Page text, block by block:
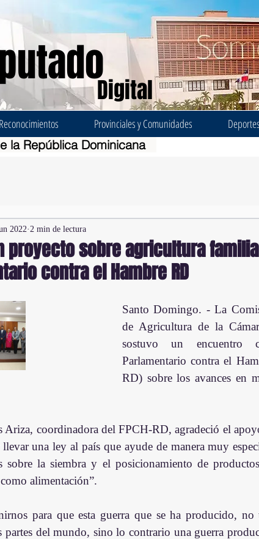
Digital
Reconocimientos Provinciales y Comunidades Deportes
la República Dominicana
proyecto sobre agricultura
contra el Hambre RD
2022 2 min de lectura
Santo Domingo. - La
de Agricultura de la
sostuvo un encuentro
Parlamentario contra el
RD) sobre los avances en
Ariza, coordinadora del FPCH-RD, agradeció el
una ley al país que ayude de manera muy
sobre la siembra y el posicionamiento de
alimentación”.
para que esta guerra que se ha producido, no
partes del mundo, sino lo contrario una guerra